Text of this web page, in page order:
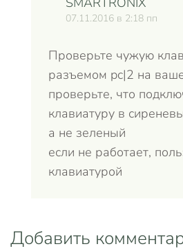
07.11.2016 в 2:18 пп
Проверьте чужую
разъемом pc|2 на
проверьте, что
клавиатуру в
а не зеленый
если не работает,
клавиатурой
Добавить